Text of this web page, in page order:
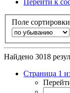
Поле сортировки
Найдено 3018
Страница 1